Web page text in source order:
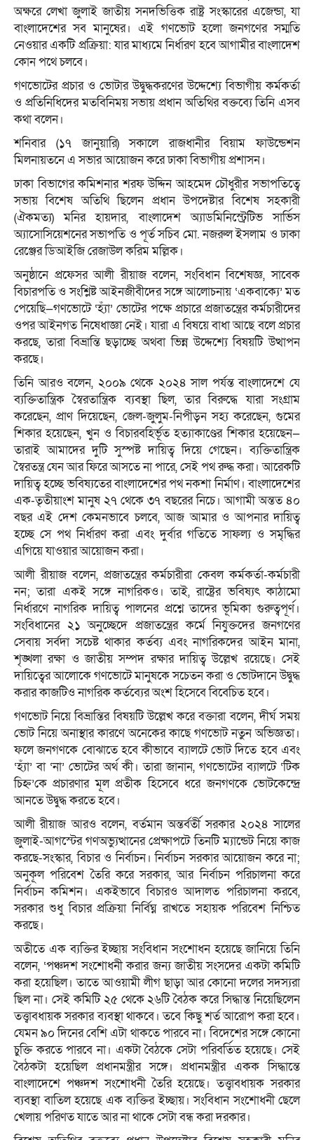
অক্ষরে লেখা জুলাই জাতীয় সনদভিত্তিক রাষ্ট্র সংস্কারের এজেন্ডা, যা
বাংলাদেশের সব মানুষের। এই গণভোট হলো জনগণের সম্মতি
নেওয়ার একটি প্রক্রিয়া: যার মাধ্যমে নির্ধারণ হবে আগামীর বাংলাদেশ
কোন পথে চলবে।
গণভোটের প্রচার ও ভোটার উদ্বুদ্ধকরণের উদ্দেশ্যে বিভাগীয় কর্মকর্তা
ও প্রতিনিধিদের মতবিনিময় সভায় প্রধান অতিথির বক্তব্যে তিনি এসব
কথা বলেন।
শনিবার (১৭ জানুয়ারি) সকালে রাজধানীর বিয়াম ফাউন্ডেশন
মিলনায়তনে এ সভার আয়োজন করে ঢাকা বিভাগীয় প্রশাসন।
ঢাকা বিভাগের কমিশনার শরফ উদ্দিন আহমেদ চৌধুরীর সভাপতিত্বে
সভায় বিশেষ অতিথি ছিলেন প্রধান উপদেষ্টার বিশেষ সহকারী
(ঐকমত্য) মনির হায়দার, বাংলাদেশ অ্যাডমিনিস্ট্রেটিভ সার্ভিস
অ্যাসোসিয়েশনের সভাপতি ও পূর্ত সচিব মো. নজরুল ইসলাম ও ঢাকা
রেঞ্জের ডিআইজি রেজাউল করিম মল্লিক।
অনুষ্ঠানে প্রফেসর আলী রীয়াজ বলেন, সংবিধান বিশেষজ্ঞ, সাবেক
বিচারপতি ও সংশ্লিষ্ট আইনজীবীদের সঙ্গে আলোচনায় ‘একবাক্যে’ মত
পেয়েছি—গণভোটে ‘হ্যাঁ’ ভোটের পক্ষে প্রচারে প্রজাতন্ত্রের কর্মচারীদের
ওপর আইনগত নিষেধাজ্ঞা নেই। যারা এ বিষয়ে বাধা আছে বলে প্রচার
করছে, তারা বিভ্রান্তি ছড়াচ্ছে অথবা ভিন্ন উদ্দেশ্যে বিষয়টি উত্থাপন
করছে।
তিনি আরও বলেন, ২০০৯ থেকে ২০২৪ সাল পর্যন্ত বাংলাদেশে যে
ব্যক্তিতান্ত্রিক স্বৈরতান্ত্রিক ব্যবস্থা ছিল, তার বিরুদ্ধে যারা সংগ্রাম
করেছেন, প্রাণ দিয়েছেন, জেল-জুলুম-নিপীড়ন সহ্য করেছেন, গুমের
শিকার হয়েছেন, খুন ও বিচারবহির্ভূত হত্যাকাণ্ডের শিকার হয়েছেন—
তারাই আমাদের দুটি সুস্পষ্ট দায়িত্ব দিয়ে গেছেন। ব্যক্তিতান্ত্রিক
স্বৈরতন্ত্র যেন আর ফিরে আসতে না পারে, সেই পথ রুদ্ধ করা। আরেকটি
দায়িত্ব হচ্ছে ভবিষ্যতের বাংলাদেশের পথ নকশা নির্মাণ। বাংলাদেশের
এক-তৃতীয়াংশ মানুষ ২৭ থেকে ৩৭ বছরের নিচে। আগামী অন্তত ৪০
বছর এই দেশ কেমনভাবে চলবে, আজ আমার ও আপনার দায়িত্ব
হচ্ছে সে পথ নির্ধারণ করা এবং দুর্বার গতিতে সাফল্য ও সমৃদ্ধির
এগিয়ে যাওয়ার আয়োজন করা।
আলী রীয়াজ বলেন, প্রজাতন্ত্রের কর্মচারীরা কেবল কর্মকর্তা-কর্মচারী
নন; তারা একই সঙ্গে নাগরিকও। তাই, রাষ্ট্রের ভবিষ্যৎ কাঠামো
নির্ধারণে নাগরিক দায়িত্ব পালনের প্রশ্নে তাদের ভূমিকা গুরুত্বপূর্ণ।
সংবিধানের ২১ অনুচ্ছেদে প্রজাতন্ত্রের কর্মে নিযুক্তদের জনগণের
সেবায় সর্বদা সচেষ্ট থাকার কর্তব্য এবং নাগরিকদের আইন মানা,
শৃঙ্খলা রক্ষা ও জাতীয় সম্পদ রক্ষার দায়িত্ব উল্লেখ রয়েছে। সেই
দায়িত্বের আলোকে গণভোটে মানুষকে সচেতন করা ও ভোটদানে উদ্বুদ্ধ
করার কাজটিও নাগরিক কর্তব্যের অংশ হিসেবে বিবেচিত হবে।
গণভোট নিয়ে বিভ্রান্তির বিষয়টি উল্লেখ করে বক্তারা বলেন, দীর্ঘ সময়
ভোট নিয়ে অনাস্থার কারণে অনেকের কাছে গণভোট নতুন অভিজ্ঞতা।
ফলে জনগণকে বোঝাতে হবে কীভাবে ব্যালটে ভোট দিতে হবে এবং
‘হ্যাঁ’ বা ‘না’ ভোটের অর্থ কী। তারা জানান, গণভোটের ব্যালটে ‘টিক
চিহ্ন’কে প্রচারণার মূল প্রতীক হিসেবে ধরে জনগণকে ভোটকেন্দ্রে
আনতে উদ্বুদ্ধ করতে হবে।
আলী রীয়াজ আরও বলেন, বর্তমান অন্তর্বর্তী সরকার ২০২৪ সালের
জুলাই-আগস্টের গণঅভ্যুত্থানের প্রেক্ষাপটে তিনটি ম্যান্ডেট নিয়ে কাজ
করছে-সংস্কার, বিচার ও নির্বাচন। নির্বাচন সরকার আয়োজন করে না;
অনুকূল পরিবেশ তৈরি করে সরকার, আর নির্বাচন পরিচালনা করে
নির্বাচন কমিশন। একইভাবে বিচারও আদালত পরিচালনা করবে,
সরকার শুধু বিচার প্রক্রিয়া নির্বিঘ্ন রাখতে সহায়ক পরিবেশ নিশ্চিত
করছে।
অতীতে এক ব্যক্তির ইচ্ছায় সংবিধান সংশোধন হয়েছে জানিয়ে তিনি
বলেন, ‘পঞ্চদশ সংশোধনী করার জন্য জাতীয় সংসদের একটা কমিটি
করা হয়েছিল। তাতে আওয়ামী লীগ ছাড়া আর কোনো দলের সদস্যরা
ছিল না। সেই কমিটি ২৫ থেকে ২৬টি বৈঠক করে সিদ্ধান্ত নিয়েছিলেন
তত্ত্বাবধায়ক সরকার ব্যবস্থা থাকবে। তবে কিছু শর্ত আরোপ করা হবে।
যেমন ৯০ দিনের বেশি এটা থাকতে পারবে না। বিদেশের সঙ্গে কোনো
চুক্তি করতে পারবে না। একটা বৈঠকে সেটা পরিবর্তিত হয়েছে। সেই
বৈঠকটা হয়েছিল প্রধানমন্ত্রীর সঙ্গে। প্রধানমন্ত্রীর একক সিদ্ধান্তে
বাংলাদেশে পঞ্চদশ সংশোধনী তৈরি হয়েছে। তত্ত্বাবধায়ক সরকার
ব্যবস্থা বাতিল হয়েছে এক ব্যক্তির ইচ্ছায়। সংবিধান সংশোধনী ছেলে
খেলায় পরিণত যাতে আর না থাকে সেটা বন্ধ করা দরকার।